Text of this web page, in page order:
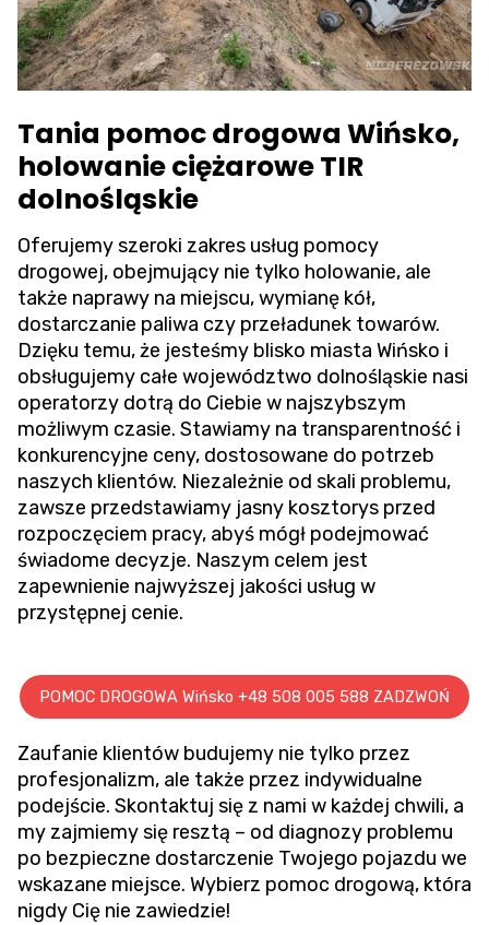
Tania pomoc drogowa Wińsko,
holowanie ciężarowe TIR
dolnośląskie
Oferujemy szeroki zakres usług pomocy
drogowej, obejmujący nie tylko holowanie, ale
także naprawy na miejscu, wymianę kół,
dostarczanie paliwa czy przeładunek towarów.
Dzięku temu, że jesteśmy blisko miasta Wińsko i
obsługujemy całe województwo dolnośląskie nasi
operatorzy dotrą do Ciebie w najszybszym
możliwym czasie. Stawiamy na transparentność i
konkurencyjne ceny, dostosowane do potrzeb
naszych klientów. Niezależnie od skali problemu,
zawsze przedstawiamy jasny kosztorys przed
rozpoczęciem pracy, abyś mógł podejmować
świadome decyzje. Naszym celem jest
zapewnienie najwyższej jakości usług w
przystępnej cenie.
POMOC DROGOWA Wińsko +48 508 005 588 ZADZWOŃ
Zaufanie klientów budujemy nie tylko przez
profesjonalizm, ale także przez indywidualne
podejście. Skontaktuj się z nami w każdej chwili, a
my zajmiemy się resztą – od diagnozy problemu
po bezpieczne dostarczenie Twojego pojazdu we
wskazane miejsce. Wybierz pomoc drogową, która
nigdy Cię nie zawiedzie!